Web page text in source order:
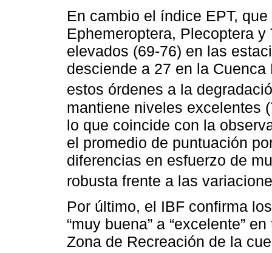
En cambio el índice EPT,
Ephemeroptera, Plecoptera
elevados (69-76) en las
desciende a 27 en la
estos órdenes a la
mantiene niveles excelentes
lo que coincide con la
el promedio de puntuación
diferencias en esfuerzo de
robusta frente a las
Por último, el IBF confirma
“muy buena” a “excelente”
Zona de Recreación de la